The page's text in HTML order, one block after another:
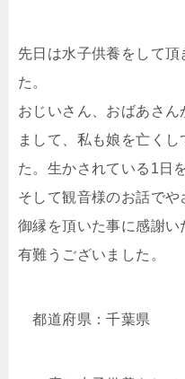
先日は水子供養をして
た。
おじいさん、おばあさ
まして、私も娘を亡く
た。生かされている1日
そして観音様のお話で
御縁を頂いた事に感謝い
有難うございました。
都道府県：千葉県